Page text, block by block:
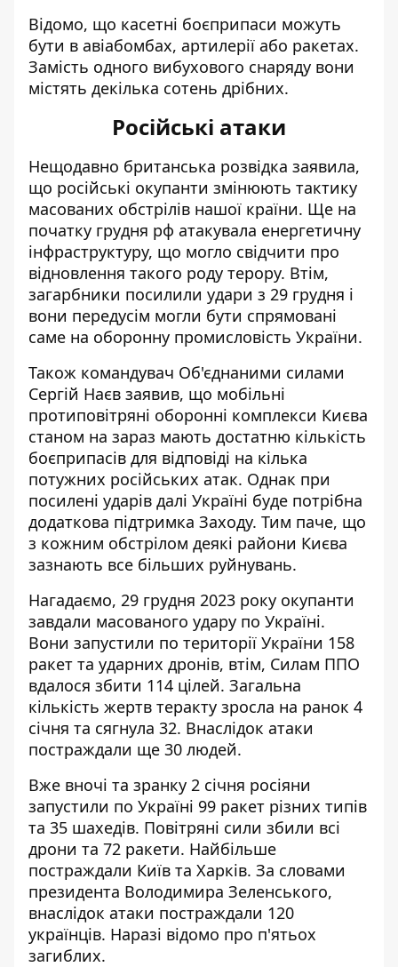
Відомо, що касетні боєприпаси можуть
бути в авіабомбах, артилерії або ракетах.
Замість одного вибухового снаряду вони
містять декілька сотень дрібних.
Російські атаки
Нещодавно британська розвідка заявила,
що російські окупанти змінюють тактику
масованих обстрілів нашої країни. Ще на
початку грудня рф атакувала енергетичну
інфраструктуру, що могло свідчити про
відновлення такого роду терору. Втім,
загарбники посилили удари з 29 грудня і
вони передусім могли бути спрямовані
саме на оборонну промисловість України.
Також командувач Об'єднаними силами
Сергій Наєв заявив, що мобільні
протиповітряні оборонні комплекси Києва
станом на зараз мають достатню кількість
боєприпасів для відповіді на кілька
потужних російських атак. Однак при
посилені ударів далі Україні буде потрібна
додаткова підтримка Заходу. Тим паче, що
з кожним обстрілом деякі райони Києва
зазнають все більших руйнувань.
Нагадаємо, 29 грудня 2023 року окупанти
завдали масованого удару по Україні.
Вони запустили по території України 158
ракет та ударних дронів, втім, Силам ППО
вдалося збити 114 цілей. Загальна
кількість жертв теракту зросла на ранок 4
січня та сягнула 32. Внаслідок атаки
постраждали ще 30 людей.
Вже вночі та зранку 2 січня росіяни
запустили по Україні 99 ракет різних типів
та 35 шахедів. Повітряні сили збили всі
дрони та 72 ракети. Найбільше
постраждали Київ та Харків. За словами
президента Володимира Зеленського,
внаслідок атаки постраждали 120
українців. Наразі відомо про п'ятьох
загиблих.